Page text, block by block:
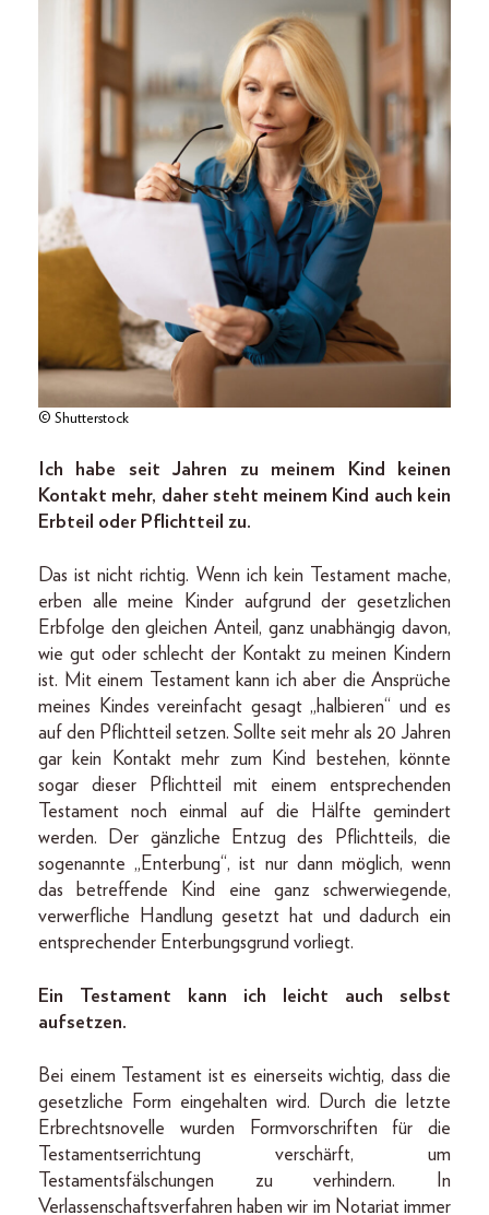
© Shutterstock
Ich habe seit Jahren zu meinem Kind keinen
Kontakt mehr, daher steht meinem Kind auch kein
Erbteil oder Pflichtteil zu.
Das ist nicht richtig. Wenn ich kein Testament mache,
erben alle meine Kinder aufgrund der gesetzlichen
Erbfolge den gleichen Anteil, ganz unabhängig davon,
wie gut oder schlecht der Kontakt zu meinen Kindern
ist. Mit einem Testament kann ich aber die Ansprüche
meines Kindes vereinfacht gesagt „halbieren“ und es
auf den Pflichtteil setzen. Sollte seit mehr als 20 Jahren
gar kein Kontakt mehr zum Kind bestehen, könnte
sogar dieser Pflichtteil mit einem entsprechenden
Testament noch einmal auf die Hälfte gemindert
werden. Der gänzliche Entzug des Pflichtteils, die
sogenannte „Enterbung“, ist nur dann möglich, wenn
das betreffende Kind eine ganz schwerwiegende,
verwerfliche Handlung gesetzt hat und dadurch ein
entsprechender Enterbungsgrund vorliegt.
Ein Testament kann ich leicht auch selbst
aufsetzen.
Bei einem Testament ist es einerseits wichtig, dass die
gesetzliche Form eingehalten wird. Durch die letzte
Erbrechtsnovelle wurden Formvorschriften für die
Testaments­errichtung verschärft, um
Testamentsfälschungen zu verhindern. In
Verlassenschaftsverfahren haben wir im Notariat immer